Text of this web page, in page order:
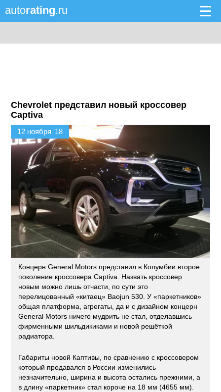
autorating.ru
Chevrolet представил новый кроссовер
Captiva
12 ноября '18
Концерн General Motors представил в Колумбии второе
поколение кроссовера Captiva. Назвать кроссовер
новым можно лишь отчасти, по сути это
перелицованный «китаец» Baojun 530. У «паркетников»
общая платформа, агрегаты, да и с дизайном концерн
General Motors ничего мудрить не стал, отделавшись
фирменными шильдикиками и новой решёткой
радиатора.
Габариты новой Каптивы, по сравнению с кроссовером
который продавался в России изменились
незначительно, ширина и высота остались прежними, а
в длину «паркетник» стал короче на 18 мм (4655 мм).